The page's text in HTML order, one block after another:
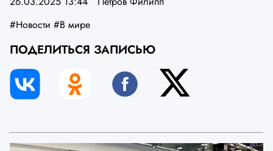
#Новости #В мире
ПОДЕЛИТЬСЯ ЗАПИСЬЮ